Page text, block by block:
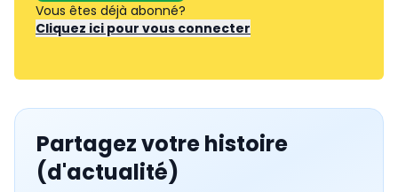
Vous êtes déjà abonné?
Cliquez ici pour vous connecter
Partagez votre histoire
(d'actualité)